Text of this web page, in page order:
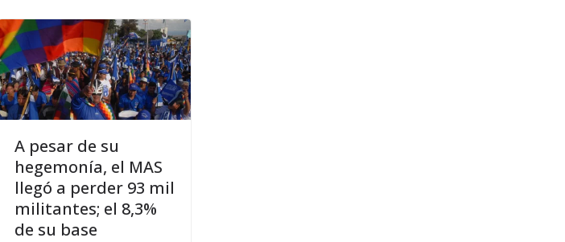
A pesar de su
hegemonía, el MAS
llegó a perder 93 mil
militantes; el 8,3%
de su base